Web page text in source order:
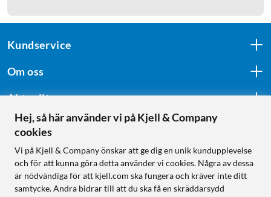
Kundservice
Om oss
Aktuellt
Följ oss
Handla från:
Hej, så här använder vi på Kjell & Company
cookies
Vi på Kjell & Company önskar att ge dig en unik kundupplevelse
och för att kunna göra detta använder vi cookies. Några av dessa
är nödvändiga för att kjell.com ska fungera och kräver inte ditt
samtycke. Andra bidrar till att du ska få en skräddarsydd